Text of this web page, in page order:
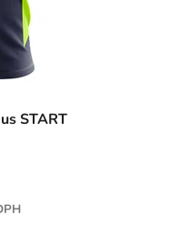
START